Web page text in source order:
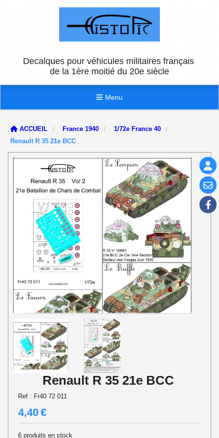
Decalques pour véhicules militaires français
de la 1ère moitié du 20e siècle
Menu
ACCUEIL France 1940
1/72e France 40
Renault R 35 21e BCC
Renault R 35 21e BCC
Ref : Fr40 72 011
4,40€
6 produits en stock